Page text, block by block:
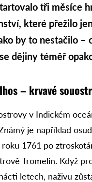
tři měsíce
které přežilo
by to nestačilo –
dějiny téměř
– krvavé
v Indickém
je například
1761 po
Tromelin. Když
letech, naživu